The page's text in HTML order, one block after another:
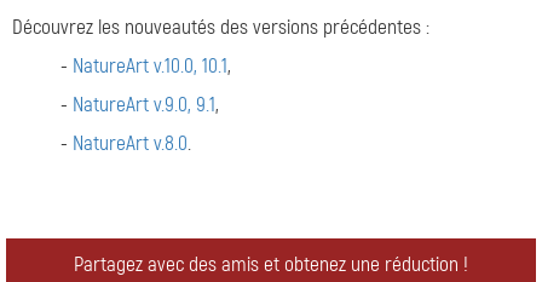
Découvrez les nouveautés des versions précédentes :
- NatureArt v.10.0, 10.1,
- NatureArt v.9.0, 9.1,
- NatureArt v.8.0.
Partagez avec des amis et obtenez une réduction !